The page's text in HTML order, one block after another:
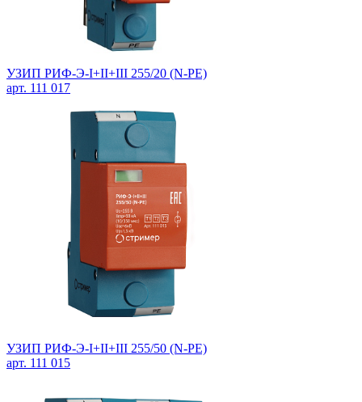
УЗИП РИФ-Э-I+II+III 255/20 (N-PE)
арт. 111 017
УЗИП РИФ-Э-I+II+III 255/50 (N-PE)
арт. 111 015